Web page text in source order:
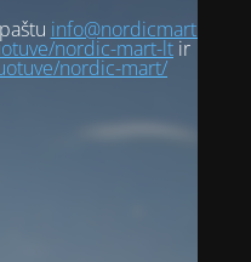
info@nordicmart.com
nordic-mart-ltir
nordic-mart/